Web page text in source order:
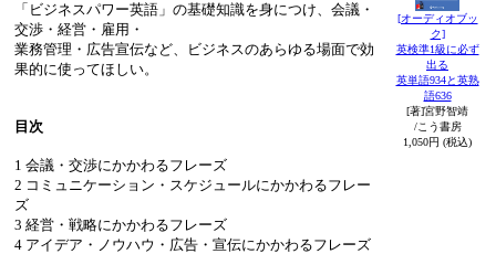
「ビジネスパワー英語」の基礎知識を身につけ、会議・
交渉・経営・雇用・
業務管理・広告宣伝など、ビジネスのあらゆる場面で効
果的に使ってほしい。
目次
1 会議・交渉にかかわるフレーズ
2 コミュニケーション・スケジュールにかかわるフレー
ズ
3 経営・戦略にかかわるフレーズ
4 アイデア・ノウハウ・広告・宣伝にかかわるフレーズ
[オーディオブッ
ク]
英検準1級に必ず
出る
英単語934と英熟
語636
[著]宮野智靖
/こう書房
1,050円 (税込)